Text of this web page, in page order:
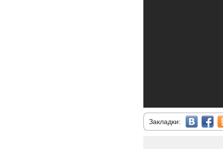
Закладки: